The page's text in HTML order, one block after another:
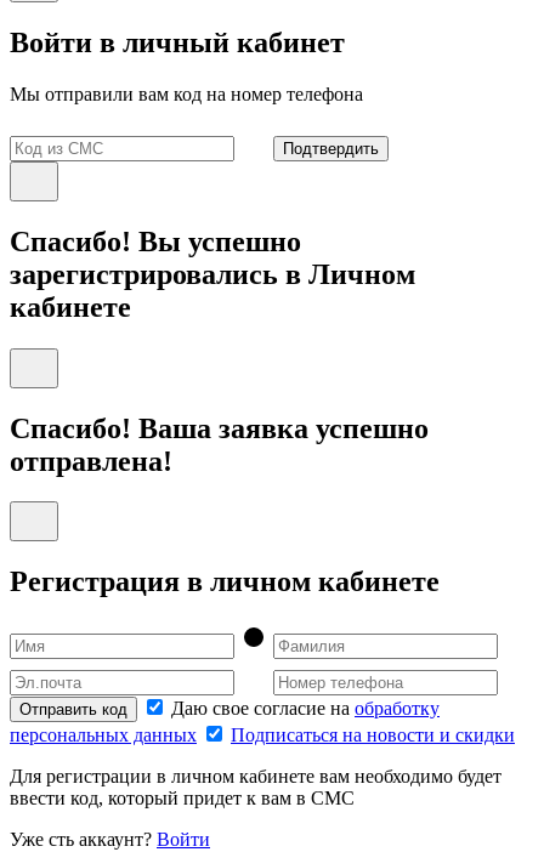
Войти в личный кабинет
Мы отправили вам код на номер телефона
Подтвердить
Спасибо! Вы успешно
зарегистрировались в Личном
кабинете
Спасибо! Ваша заявка успешно
отправлена!
Регистрация в личном кабинете
Отправить код Даю свое согласие на обработку
персональных данных
Подписаться на новости и скидки
Для регистрации в личном кабинете вам необходимо будет
ввести код, который придет к вам в СМС
Уже сть аккаунт? Войти